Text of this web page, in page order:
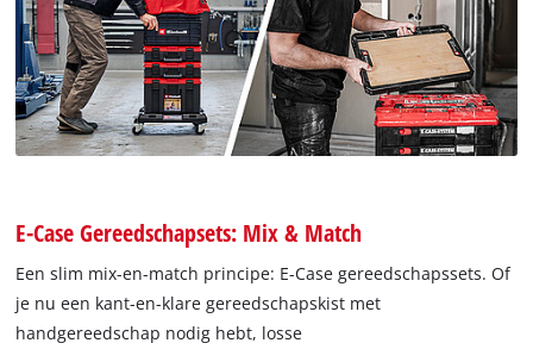
E-Case Gereedschapsets: Mix & Match
Een slim mix-en-match principe: E-Case gereedschapssets. Of
je nu een kant-en-klare gereedschapskist met
handgereedschap nodig hebt, losse